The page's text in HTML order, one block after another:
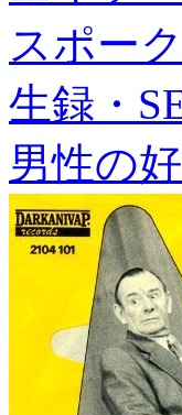
スポー
生録・
男性の